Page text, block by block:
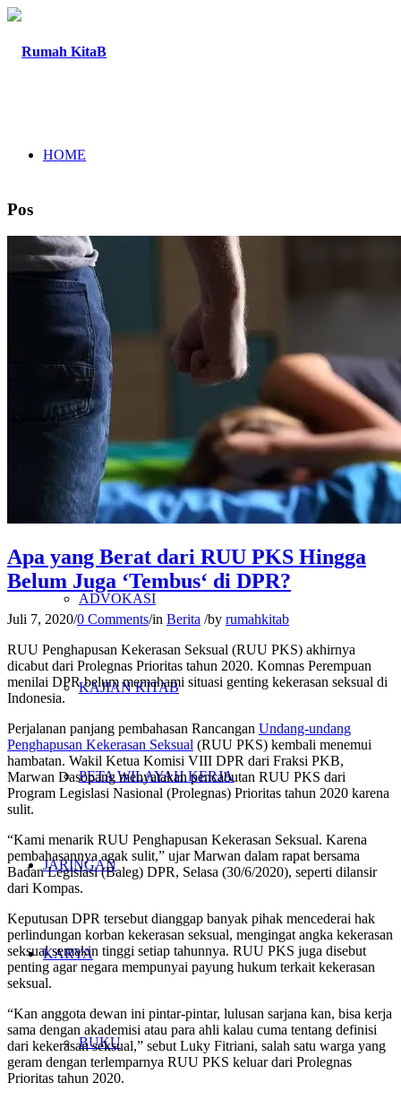
HOME
TENTANG
PROGRAM
PENELITIAN
PENDIDIKAN KRITIS
ADVOKASI
KAJIAN KITAB
PETA WILAYAH KERJA
JARINGAN
KARYA
BUKU
Pos
Apa yang Berat dari RUU PKS Hingga
Belum Juga ‘Tembus‘ di DPR?
Juli 7, 2020/0 Comments/in Berita /by rumahkitab
RUU Penghapusan Kekerasan Seksual (RUU PKS) akhirnya
dicabut dari Prolegnas Prioritas tahun 2020. Komnas Perempuan
menilai DPR belum memahami situasi genting kekerasan seksual di
Indonesia.
Perjalanan panjang pembahasan Rancangan Undang-undang
Penghapusan Kekerasan Seksual (RUU PKS) kembali menemui
hambatan. Wakil Ketua Komisi VIII DPR dari Fraksi PKB,
Marwan Dasopang menyatakan pencabutan RUU PKS dari
Program Legislasi Nasional (Prolegnas) Prioritas tahun 2020 karena
sulit.
“Kami menarik RUU Penghapusan Kekerasan Seksual. Karena
pembahasannya agak sulit,” ujar Marwan dalam rapat bersama
Badan Legislasi (Baleg) DPR, Selasa (30/6/2020), seperti dilansir
dari Kompas.
Keputusan DPR tersebut dianggap banyak pihak mencederai hak
perlindungan korban kekerasan seksual, mengingat angka kekerasan
seksual semakin tinggi setiap tahunnya. RUU PKS juga disebut
penting agar negara mempunyai payung hukum terkait kekerasan
seksual.
“Kan anggota dewan ini pintar-pintar, lulusan sarjana kan, bisa kerja
sama dengan akademisi atau para ahli kalau cuma tentang definisi
dari kekerasan seksual,” sebut Luky Fitriani, salah satu warga yang
geram dengan terlemparnya RUU PKS keluar dari Prolegnas
Prioritas tahun 2020.